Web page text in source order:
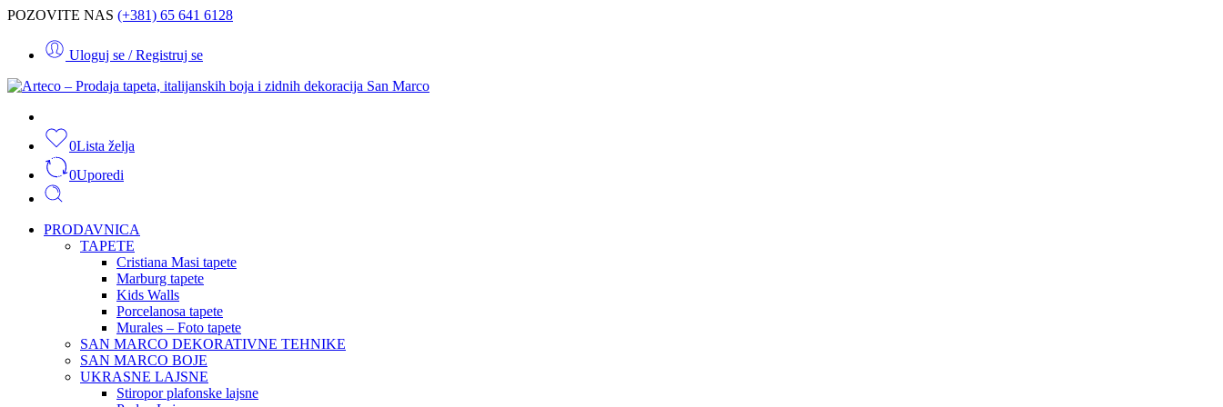
POZOVITE NAS (+381) 65 641 6128
Uloguj se / Registruj se
0Lista želja
0Uporedi
PRODAVNICA
TAPETE
Cristiana Masi tapete
Marburg tapete
Kids Walls
Porcelanosa tapete
Murales – Foto tapete
SAN MARCO DEKORATIVNE TEHNIKE
SAN MARCO BOJE
UKRASNE LAJSNE
Stiropor plafonske lajsne